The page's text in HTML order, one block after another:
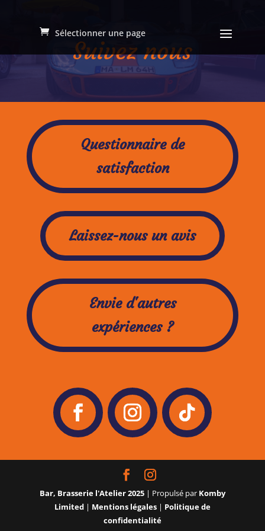
Sélectionner une page
Suivez nous
Questionnaire de
satisfaction
Laissez-nous un avis
Envie d'autres
expériences ?
Bar, Brasserie l'Atelier 2025| Propulsé par Komby
Limited| Mentions légales| Politique de
confidentialité